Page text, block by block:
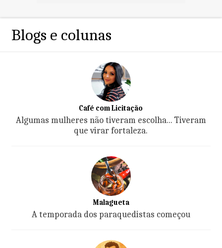
Blogs e colunas
Café com Licitação
Algumas mulheres não tiveram escolha... Tiveram
que virar fortaleza.
Malagueta
A temporada dos paraquedistas começou